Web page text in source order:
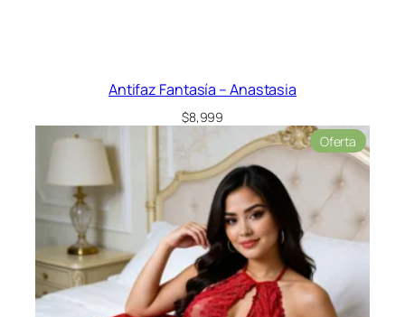
Antifaz Fantasía – Anastasia
$8,999
Oferta
en
oferta